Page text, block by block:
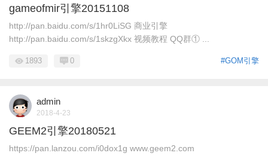
gameofmir引擎20151108
http://pan.baidu.com/s/1hr0LiSG 商业引擎
http://pan.baidu.com/s/1skzgXkx 视频教程 QQ群① ...
#GOM引擎
1893 0
admin
2018-4-23
GEEM2引擎20180521
https://pan.lanzou.com/i0dox1g www.geem2.com